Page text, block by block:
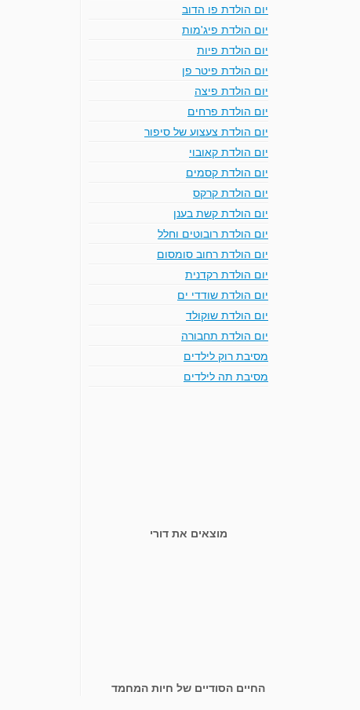
יום הולדת פו הדוב
יום הולדת פיג'מות
יום הולדת פיות
יום הולדת פיטר פן
יום הולדת פיצה
יום הולדת פרחים
יום הולדת צעצוע של סיפור
יום הולדת קאובוי
יום הולדת קסמים
יום הולדת קרקס
יום הולדת קשת בענן
יום הולדת רובוטים וחלל
יום הולדת רחוב סומסום
יום הולדת רקדנית
יום הולדת שודדי ים
יום הולדת שוקולד
יום הולדת תחבורה
מסיבת רוק לילדים
מסיבת תה לילדים
מוצאים את דורי
החיים הסודיים של חיות המחמד